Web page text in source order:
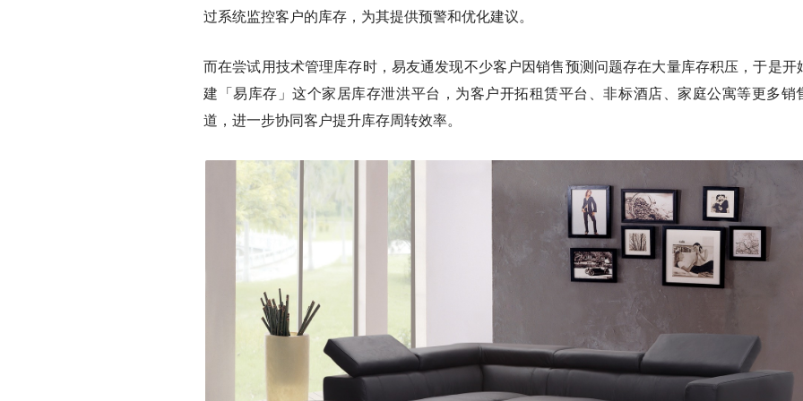
过系统监控客户的库存，为其提供预警和优化建议。
而在尝试用技术管理库存时，易友通发现不少客户因销售预测问题存在大量库存积压，于是开
建「易库存」这个家居库存泄洪平台， 为客户开拓租赁平台、非标酒店、家庭公寓等更多销
道，进一步协同客户提升库存周转效率。